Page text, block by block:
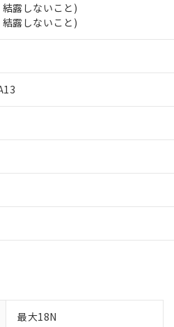
露しないこと)
露しないこと)
最大18N
テル類４物質の対応では、対応完
記載しておりました。
を完了していることから、特段